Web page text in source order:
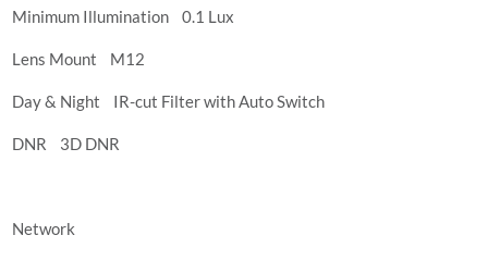
Minimum Illumination 0.1 Lux
Lens Mount M12
Day & Night IR-cut Filter with Auto Switch
DNR 3D DNR
Network